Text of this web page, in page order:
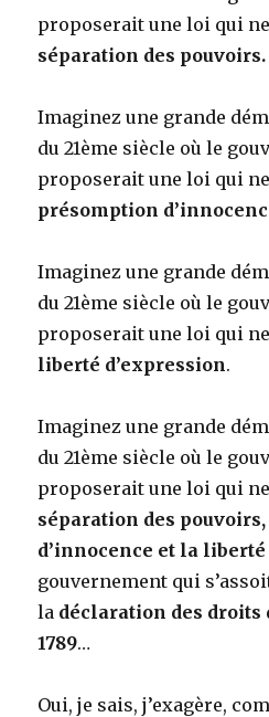
proposerait une loi qui
séparation des pouvoirs.
Imaginez une grande
du 21ème siècle où le
proposerait une loi qui
présomption
Imaginez une grande
du 21ème siècle où le
proposerait une loi qui
liberté d’expression.
Imaginez une grande
du 21ème siècle où le
proposerait une loi qui
séparation des
d’innocence et la liberté
gouvernement qui
la déclaration des droits
1789…
Oui, je sais, j’exagère,